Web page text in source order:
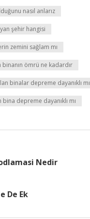
nasıl anlarız
şehir hangisi
zemini sağlam mı
binanın ömrü ne kadardır
binalar depreme dayanıklı mı
depreme dayanıklı mı
Nedir
De Ek